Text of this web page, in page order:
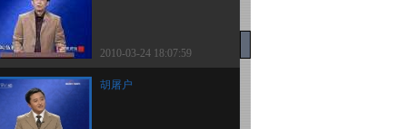
2010-03-24 18:07:59
胡屠户